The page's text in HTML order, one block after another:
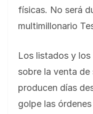
físicas. No será
multimillonario
Los listados y
sobre la venta de
producen días
golpe las